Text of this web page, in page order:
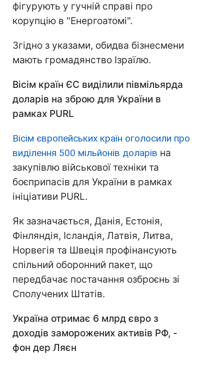
фігурують у гучній справі про
корупцію в "Енергоатомі".
Згідно з указами, обидва бізнесмени
мають громадянство Ізраїлю.
Вісім країн ЄС виділили півмільярда
доларів на зброю для України в
рамках PURL
Вісім європейських країн оголосили про
виділення 500 мільйонів доларів на
закупівлю військової техніки та
боєприпасів для України в рамках
ініціативи PURL.
Як зазначається, Данія, Естонія,
Фінляндія, Ісландія, Латвія, Литва,
Норвегія та Швеція профінансують
спільний оборонний пакет, що
передбачає постачання озброєнь зі
Сполучених Штатів.
Україна отримає 6 млрд євро з
доходів заморожених активів РФ, -
фон дер Ляєн